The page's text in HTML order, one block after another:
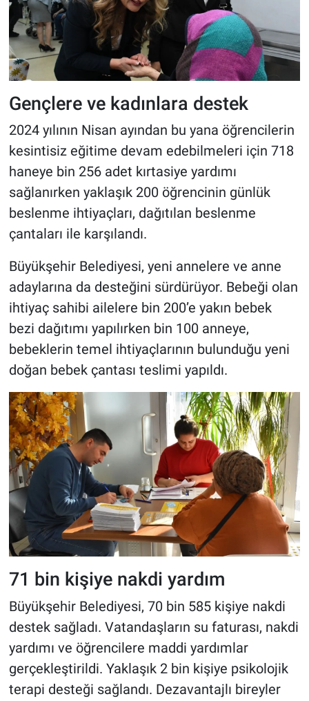
Gençlere ve kadınlara destek
2024 yılının Nisan ayından bu yana öğrencilerin
kesintisiz eğitime devam edebilmeleri için 718
haneye bin 256 adet kırtasiye yardımı
sağlanırken yaklaşık 200 öğrencinin günlük
beslenme ihtiyaçları, dağıtılan beslenme
çantaları ile karşılandı.
Büyükşehir Belediyesi, yeni annelere ve anne
adaylarına da desteğini sürdürüyor. Bebeği olan
ihtiyaç sahibi ailelere bin 200’e yakın bebek
bezi dağıtımı yapılırken bin 100 anneye,
bebeklerin temel ihtiyaçlarının bulunduğu yeni
doğan bebek çantası teslimi yapıldı.
71 bin kişiye nakdi yardım
Büyükşehir Belediyesi, 70 bin 585 kişiye nakdi
destek sağladı. Vatandaşların su faturası, nakdi
yardımı ve öğrencilere maddi yardımlar
gerçekleştirildi. Yaklaşık 2 bin kişiye psikolojik
terapi desteği sağlandı. Dezavantajlı bireyler